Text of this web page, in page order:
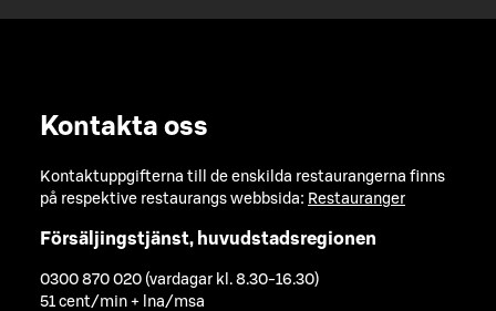
Kontakta oss
Kontaktuppgifterna till de enskilda restaurangerna finns
på respektive restaurangs webbsida: Restauranger
Försäljingstjänst, huvudstadsregionen
0300 870 020 (vardagar kl. 8.30-16.30)
51 cent/min + lna/msa